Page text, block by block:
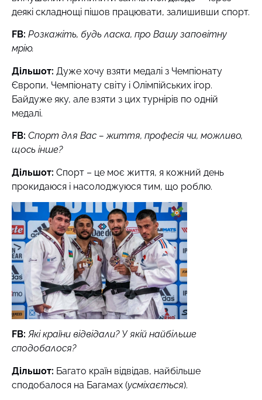
деякі складнощі пішов працювати, залишивши спорт.
FB: Розкажіть, будь ласка, про Вашу заповітну
мрію.
Дільшот: Дуже хочу взяти медалі з Чемпіонату
Європи, Чемпіонату світу і Олімпійських ігор.
Байдуже яку, але взяти з цих турнірів по одній
медалі.
FB: Спорт для Вас – життя, професія чи, можливо,
щось інше?
Дільшот: Спорт – це моє життя, я кожний день
прокидаюся і насолоджуюся тим, що роблю.
FB: Які країни відвідали? У якій найбільше
сподобалося?
Дільшот: Багато країн відвідав, найбільше
сподобалося на Багамах (усміхається).